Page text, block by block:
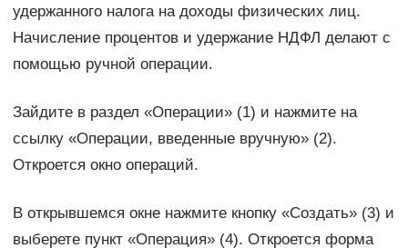
удержанного налога на доходы физических лиц.
Начисление процентов и удержание НДФЛ делают с
помощью ручной операции.
Зайдите в раздел «Операции» (1) и нажмите на
ссылку «Операции, введенные вручную» (2).
Откроется окно операций.
В открывшемся окне нажмите кнопку «Создать» (3) и
выберете пункт «Операция» (4). Откроется форма